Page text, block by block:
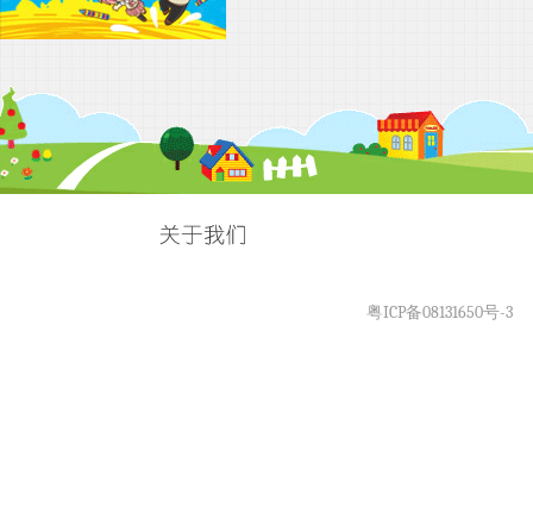
粤ICP备08131650号-3